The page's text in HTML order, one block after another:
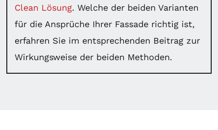
Clean Lösung. Welche der beiden Varianten
für die Ansprüche Ihrer Fassade richtig ist,
erfahren Sie im entsprechenden Beitrag zur
Wirkungsweise der beiden Methoden.